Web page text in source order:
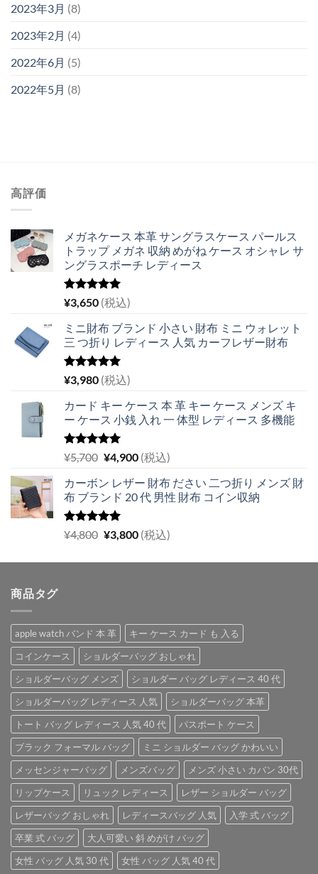
2023年3月 (8)
2023年2月 (4)
2022年6月 (5)
2022年5月 (8)
高評価
メガネケース 本革 サングラスケース パールス
トラップ メガネ 収納 めがね ケース オシャレ サ
ングラスポーチ レディース
5段階中
5.00
の評価
¥3,650 (税込)
ミニ財布 ブランド 小さい 財布 ミニ ウォレット
三 つ折り レディース 人気 カーフレザー財布
5段階中
5.00
の評価
¥3,980 (税込)
カード キー ケース 本 革 キー ケース メンズ キ
ー ケース 小銭 入れ 一 体型 レディース 多機能
5段階中
5.00
の評価
¥5,700 元
価
格
は
¥5,700
し
¥4,900現
の
価
は
で
(税込)
カーボン レザー 財布 ださい 二つ折り メンズ 財
布 ブランド 20 代 男性 財布 コイン収納
5段階中
5.00
の評価
¥4,800 元
価
で
し
た。
¥3,800現
の
¥3,800
で
す。
(税込)
商品タグ
apple watch バンド 本 革
キー ケース カード も 入る
コインケース
ショルダーバッグ おしゃれ
ショルダーバッグ メンズ
ショルダー バッグ レディース 40 代
ショルダーバッグ レディース 人気
ショルダーバッグ 本革
トート バッグ レディース 人気 40 代
パスポート ケース
ブラック フォーマル バッグ
ミニ ショルダー バッグ かわいい
メッセンジャーバッグ
メンズバッグ
メンズ 小さい カバン 30代
リップケース
リュック レディース
レザー ショルダー バッグ
レザーバッグ おしゃれ
レディースバッグ 人気
入学 式 バッグ
卒業 式 バッグ
大人可愛い 斜 めがけ バッグ
女性 バッグ 人気 30 代
女性 バッグ 人気 40 代